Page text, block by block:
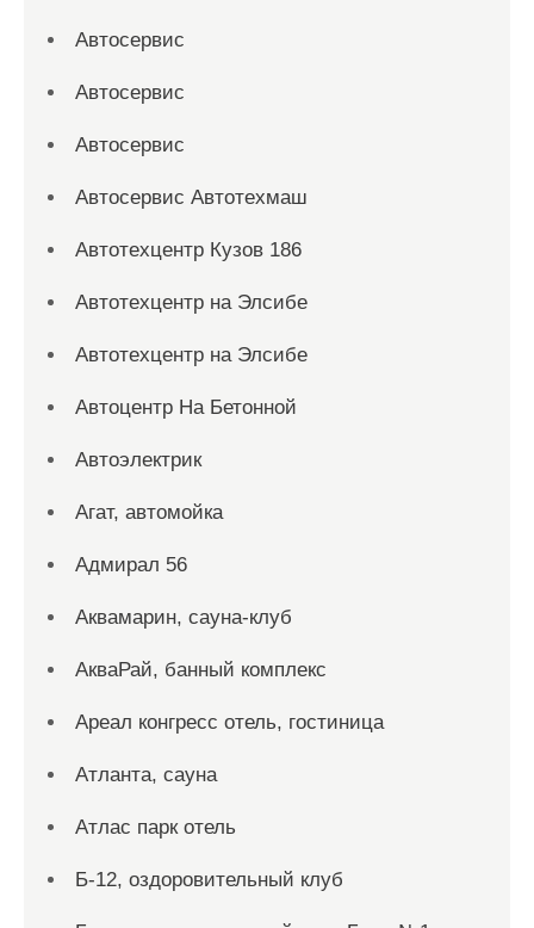
Автосервис
Автосервис
Автосервис
Автосервис Автотехмаш
Автотехцентр Кузов 186
Автотехцентр на Элсибе
Автотехцентр на Элсибе
Автоцентр На Бетонной
Автоэлектрик
Агат, автомойка
Адмирал 56
Аквамарин, сауна-клуб
АкваРай, банный комплекс
Ареал конгресс отель, гостиница
Атланта, сауна
Атлас парк отель
Б-12, оздоровительный клуб